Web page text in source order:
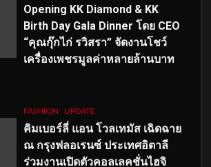
Opening KK Diamond & KK
Birth Day Gala Dinner โดย CEO
“คุณกุ๊กไก่ รวิสรา” จัดงานโชว์
เครื่องเพชรมูลค่าหลายล้านบาท
FASHION UPDATE
คิมเบอร์ลี่ แอน โวลเทมัส เฉิดฉาย
ณ กรุงฟลอเรนซ์ ประเทศอิตาลี
ร่วมงานเปิดตัวคอลเลคชั่นไฮจิ